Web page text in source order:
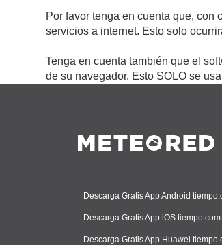
Por favor tenga en cuenta que,
servicios a internet. Esto solo
Tenga en cuenta también que el
de su navegador. Esto SOLO se
Descarga Gratis App Android
Descarga Gratis App iOS tiempo.com
Descarga Gratis App Huawei